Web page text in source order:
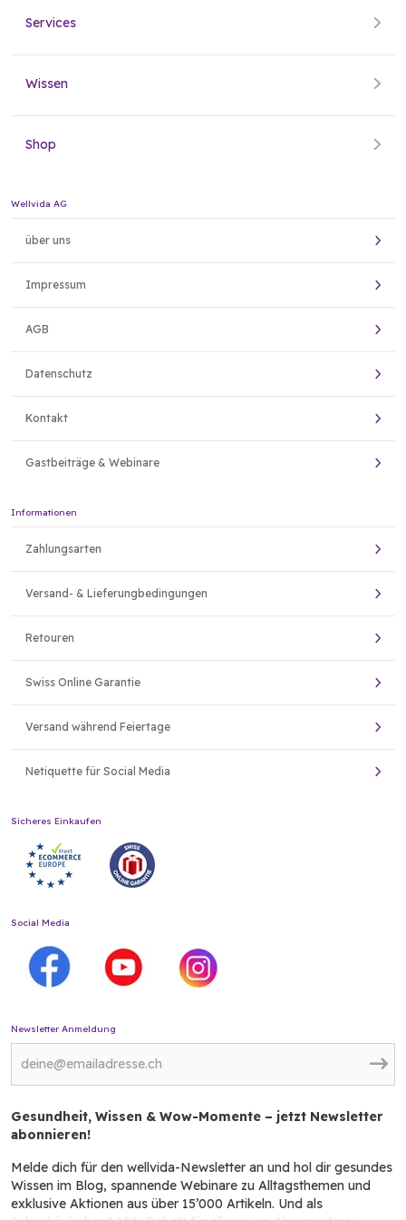
Services
Wissen
Shop
Wellvida AG
über uns
Impressum
AGB
Datenschutz
Kontakt
Gastbeiträge & Webinare
Informationen
Zahlungsarten
Versand- & Lieferungbedingungen
Retouren
Swiss Online Garantie
Versand während Feiertage
Netiquette für Social Media
Sicheres Einkaufen
Social Media
Newsletter Anmeldung
Gesundheit, Wissen & Wow-Momente – jetzt Newsletter
abonnieren!
Melde dich für den wellvida-Newsletter an und hol dir gesundes
Wissen im Blog, spannende Webinare zu Alltagsthemen und
exklusive Aktionen aus über 15’000 Artikeln. Und als